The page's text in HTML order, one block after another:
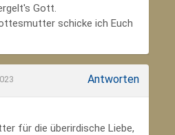
Gott.
schicke ich Euch
Antworten
für die überirdische Liebe,